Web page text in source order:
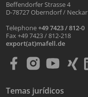
Beffendorfer Strasse 4
D-78727 Oberndorf / Neckar
Telephone+49 7423 / 812-0
Fax +49 7423 / 812-218
export(at)mafell.de
Temas jurídicos